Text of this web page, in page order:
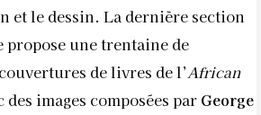
et le dessin. La dernière section
propose une trentaine de
de livres de l’African
des images composées par George